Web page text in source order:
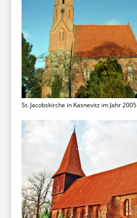
St. Jacobskirche in Kasnevitz im Jahr 2005